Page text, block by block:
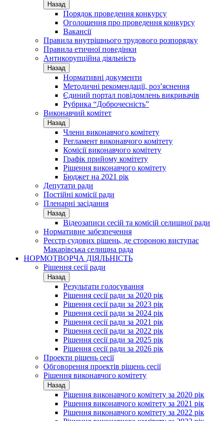
Назад
Порядок проведення конкурсу
Оголошення про проведення конкурсу
Вакансії
Правила внутрішнього трудового розпорядку
Правила етичної поведінки
Антикорупційна діяльність
Назад
Нормативні документи
Методичні рекомендації, роз’яснення
Єдиний портал повідомлень викривачів
Рубрика “Доброчесність”
Виконавчий комітет
Назад
Члени виконавчого комітету
Регламент виконавчого комітету
Комісії виконавчого комітету
Графік прийому комітету
Рішення виконавчого комітету
Бюджет на 2021 рік
Депутати ради
Постійні комісії ради
Пленарні засідання
Назад
Відеозаписи сесій та комісій селищної ради
Нормативне забезпечення
Реєстр судових рішень, де стороною виступає
Макарівська селищна рада
НОРМОТВОРЧА ДІЯЛЬНІСТЬ
Рішення сесії ради
Назад
Результати голосування
Рішення сесії ради за 2020 рік
Рішення сесії ради за 2023 рік
Рішення сесії ради за 2024 рік
Рішення сесії ради за 2021 рік
Рішення сесії ради за 2022 рік
Рішення сесії ради за 2025 рік
Рішення сесії ради за 2026 рік
Проекти рішень сесії
Обговорення проектів рішень сесії
Рішення виконавчого комітету
Назад
Рішення виконавчого комітету за 2020 рік
Рішення виконавчого комітету за 2021 рік
Рішення виконавчого комітету за 2022 рік